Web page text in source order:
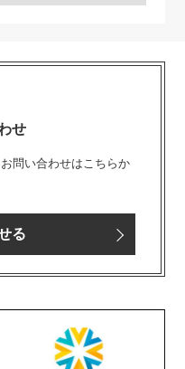
せ
問い合わせはこちらか
る